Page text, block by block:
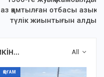
аз қамтылған отбасы азық-
түлік жиынтығын алды
All
ҚОҒАМ